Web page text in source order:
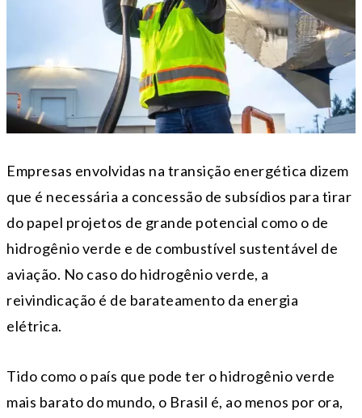
Empresas envolvidas na transição energética dizem
que é necessária a concessão de subsídios para tirar
do papel projetos de grande potencial como o de
hidrogênio verde e de combustível sustentável de
aviação. No caso do hidrogênio verde, a
reivindicação é de barateamento da energia
elétrica.
Tido como o país que pode ter o hidrogênio verde
mais barato do mundo, o Brasil é, ao menos por ora,